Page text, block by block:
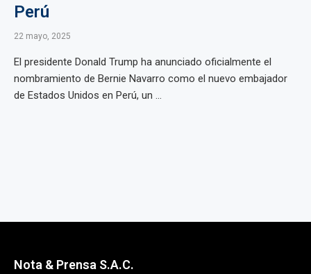
Perú
22 mayo, 2025
El presidente Donald Trump ha anunciado oficialmente el
nombramiento de Bernie Navarro como el nuevo embajador
de Estados Unidos en Perú, un ...
Nota & Prensa S.A.C.